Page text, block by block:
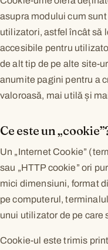
asupra modului cum
utilizatori, astfel încât să
accesibile pentru
de alt tip de pe alte site-
anumite pagini pentru a
valoroasă, mai utilă și
Ce este un
Un „Internet Cookie”
sau „HTTP cookie” ori
mici dimensiuni, format
pe computerul,
unui utilizator de pe care
Cookie-ul este trimis